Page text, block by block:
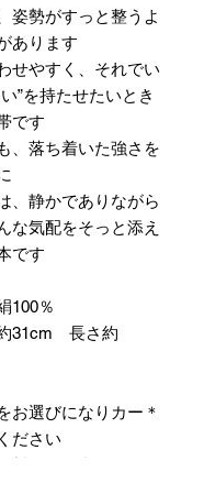
姿勢がすっと整うよ
ります。
せやすく、それでい
”を持たせたいとき
す。
、落ち着いた強さを
、静かでありながら
な気配をそっと添え
す。
％
31cm 長さ約
お選びになりカー
さい。